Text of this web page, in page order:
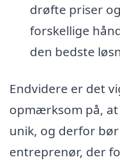
drøfte priser
forskellige
den bedste
Endvidere er det
opmærksom på,
unik, og derfor
entreprenør, der